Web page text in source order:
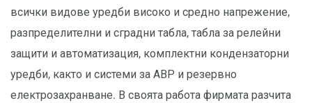
всички видове уредби високо и средно напрежение,
разпределителни и сградни табла, табла за релейни
защити и автоматизация, комплектни кондензаторни
уредби, както и системи за АВР и резервно
електрозахранване. В своята работа фирмата разчита